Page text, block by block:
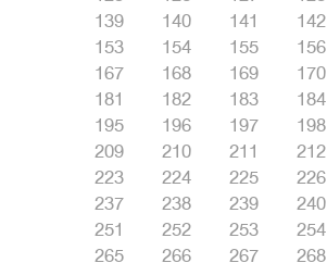
139
140 141 142
153
154 155 156
167
168 169 170
181
182 183 184
195
196 197 198
209
210 211 212
223
224 225 226
237
238 239 240
251
252 253 254
265
266 267 268